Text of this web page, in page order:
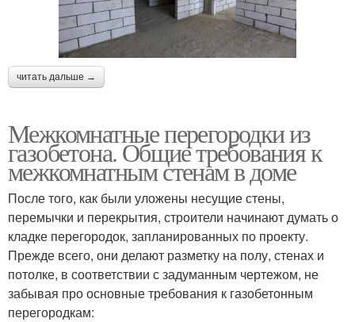
читать дальше →
Межкомнатные перегородки из
газобетона. Общие требования к
межкомнатным стенам в доме
После того, как были уложены несущие стены,
перемычки и перекрытия, строители начинают думать о
кладке перегородок, запланированных по проекту.
Прежде всего, они делают разметку на полу, стенах и
потолке, в соответствии с задуманным чертежом, не
забывая про основные требования к газобетонным
перегородкам: